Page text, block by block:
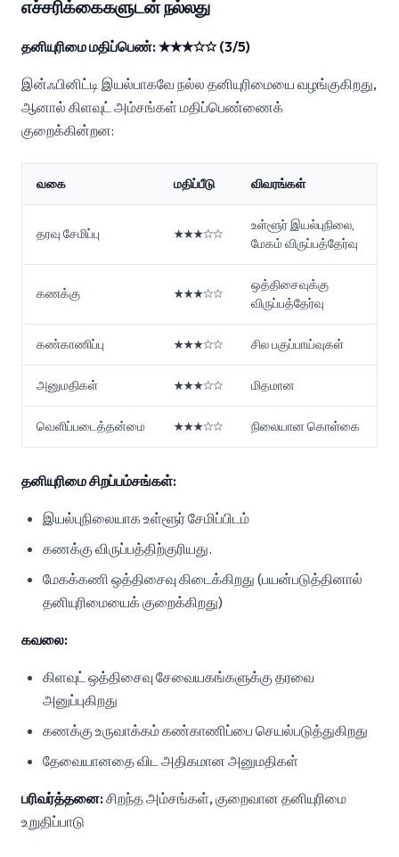
எச்சரிக்கைகளுடன் நல்லது
தனியுரிமை மதிப்பெண்: ★★★☆☆ (3/5)
இன்ஃபினிட்டி இயல்பாகவே நல்ல தனியுரிமையை வழங்குகிறது,
ஆனால் கிளவுட் அம்சங்கள் மதிப்பெண்ணைக்
குறைக்கின்றன:
வகை மதிப்பீடு விவரங்கள்
தரவு சேமிப்பு ★★★☆☆
உள்ளூர் இயல்புநிலை,
மேகம் விருப்பத்தேர்வு
கணக்கு ★★★☆☆
ஒத்திசைவுக்கு
விருப்பத்தேர்வு
கண்காணிப்பு ★★★☆☆ சில பகுப்பாய்வுகள்
அனுமதிகள் ★★★☆☆ மிதமான
வெளிப்படைத்தன்மை ★★★☆☆ நிலையான கொள்கை
தனியுரிமை சிறப்பம்சங்கள்:
இயல்புநிலையாக உள்ளூர் சேமிப்பிடம்
கணக்கு விருப்பத்திற்குரியது.
மேகக்கணி ஒத்திசைவு கிடைக்கிறது (பயன்படுத்தினால்
தனியுரிமையைக் குறைக்கிறது)
கவலை:
கிளவுட் ஒத்திசைவு சேவையகங்களுக்கு தரவை
அனுப்புகிறது
கணக்கு உருவாக்கம் கண்காணிப்பை செயல்படுத்துகிறது
தேவையானதை விட அதிகமான அனுமதிகள்
பரிவர்த்தனை:சிறந்த அம்சங்கள், குறைவான தனியுரிமை
உறுதிப்பாடு